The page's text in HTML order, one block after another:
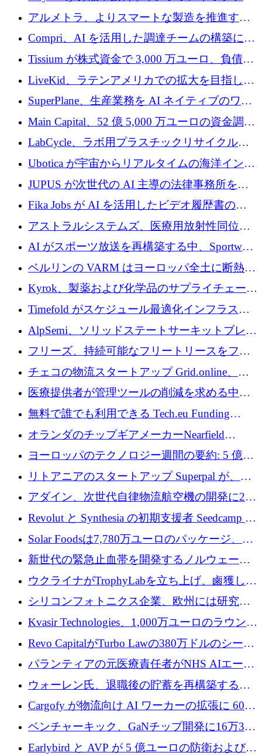
プラットフォームを拡張するために 242 万ユ
ーロを調達
アルメトラ、よりスマートな製造を推進する
ためにシリーズ A で 1,630 万ユーロを確保
Compri、AI を活用した調達チームの構築に
320 万ユーロを確保
Tissium が株式資金で 3,000 万ユーロ、負債で
3,000 万ユーロを調達
LiveKid、ラテンアメリカでの拡大を目指して
Aldea を買収
SuperPlane、生産業務を AI ネイティブのワー
クフロー層に変えるために 260 万ドルを確保
Main Capital、52 億 5,000 万ユーロの資金調達
でエンタープライズ ソフトウェアの開発を倍
LabCycle、ラボ用プラスチックリサイクルシ
ステムを商業化し、焼却廃棄物を削減するた
めに43万ポンドを確保
Ubotica が宇宙からリアルタイムの海洋インテ
リジェンスを拡張するために 1,100 万ドルを
JUPUS が次世代の AI 主導の法律事務所を強
化するために 1,300 万ユーロを調達
Fika Jobs が AI を活用したビデオ履歴書のた
めに 400 万ドルを調達
アストラルシステムズ、医療用放射性同位元
素の世界的な不足に対処するために2,300万ポ
ンドを調達
AI がスポーツ放送を再構築する中、Sportway
が 2,000 万ユーロを調達
ベルリンの VARM はヨーロッパ全土に断熱材
を拡張するために 1,750 万ユーロを投資
Kyrok、製薬および化学品のサプライチェーン
に AI を導入するために 310 万ユーロを確保
Timefold がスケジュール最適化インフラスト
ラクチャを拡張するためにシリーズ A で
1,300 万ドルを調達
AlpSemi、ソリッドステートサーキットブレー
カー技術の進歩のために1,700万ユーロを調達
フリーズ、持続可能なフリートリースをフラ
ンス全土に拡大するために1,300万ユーロを確
保
チェコの物流スタートアップ Grid.online、配
送量が 1 年で 10 倍に増加し、400 万ユーロの
医療提供者が管理ツールの削減を求める中、
a16z が Prosper AI を 3,000 万ドルで支援
無料で誰でも利用できる Tech.eu Funding
Explorer のご紹介
オランダのチップギアメーカーNearfield
Instrumentsが3億8,000万ドルを調達
ヨーロッパのテクノロジー週間の要約: 5 億
8,500 万ユーロを超える 60 以上のテクノロジ
ー資金調達取引
リトアニアのスタートアップ Superpal が、
Slack 内に構築された AI コワーカー プラット
フォームのために 50 万ユーロを調達
アダイン、次世代自律物流航空機の開発に250
万ユーロを確保
Revolut と Synthesia の初期支援者 Seedcamp が
3 億 2,000 万ドルを調達、米国に投資
Solar Foodsは7,780万ユーロのパッケージ、5
億ユーロの防衛および二重用途成長基金EDM
を開始、ヨーロッパのシリコンフォトニクス
に警告
新世代の緊急止血帯を開発するノルウェーの
スタートアップ企業を紹介する
ウクライナがTrophyLabを立ち上げ、鹵獲した
ロシア兵器を戦場の研究開発プラットフォー
ムに変える
シリコンフォトニクス企業、欧州には研究を
商業的に成功させるためのインフラが不足し
Kvasir Technologies、1,000万ユーロのラウンド
で成長を促進
Revo CapitalがTurbo Lawの380万ドルのシード
ラウンドを主導し、訴訟プラットフォームを
パランティアの元医療責任者がNHS AIエージ
ェントの立ち上げに1,000万ポンドを調達
ウォーレン氏、退職後の貯蓄を再構築するた
めに1,000万ユーロを調達
Cargofy が物流向け AI ワーカーの拡張に 600
万ドルを獲得
ベンチャーキック、GaNチップ開発に16万3千
ユーロでMinisaを支援
Earlybird と AVP が 5 億ユーロの防衛および二